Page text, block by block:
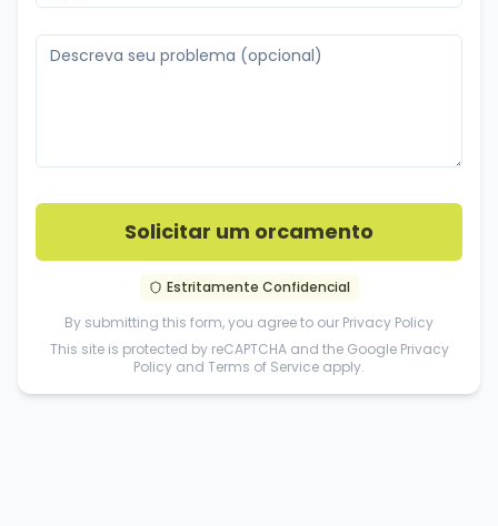
Solicitar um orcamento
Estritamente Confidencial
By submitting this form, you agree to our Privacy Policy
This site is protected by reCAPTCHA and the Google Privacy
Policy and Terms of Service apply.